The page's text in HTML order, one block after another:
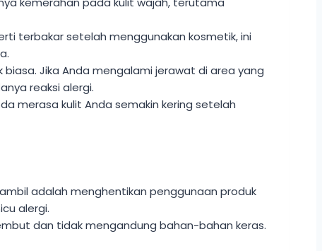
terbakar setelah menggunakan kosmetik, ini
Jika Anda mengalami jerawat di area yang
reaksi alergi.
merasa kulit Anda semakin kering setelah
adalah menghentikan penggunaan produk
alergi.
dan tidak mengandung bahan-bahan keras.